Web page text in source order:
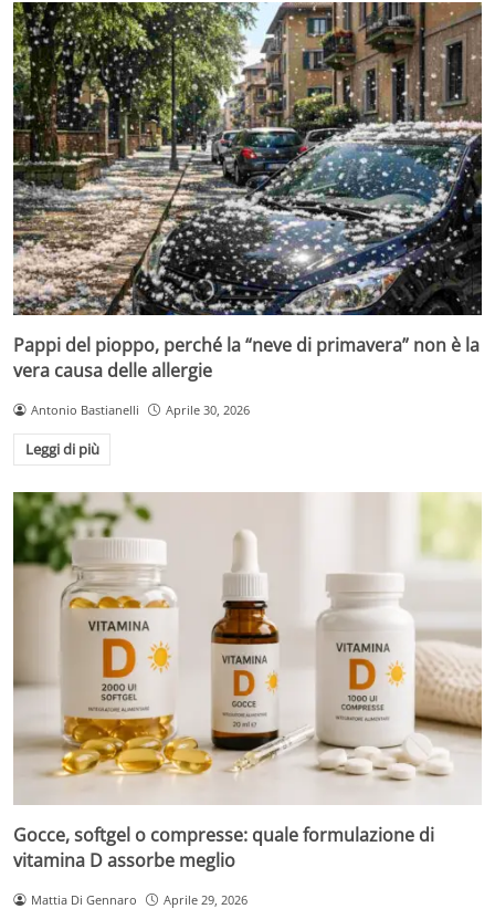
Pappi del pioppo, perché la “neve di primavera” non è la
vera causa delle allergie
Antonio Bastianelli Aprile 30, 2026
Leggi di più
Gocce, softgel o compresse: quale formulazione di
vitamina D assorbe meglio
Mattia Di Gennaro Aprile 29, 2026